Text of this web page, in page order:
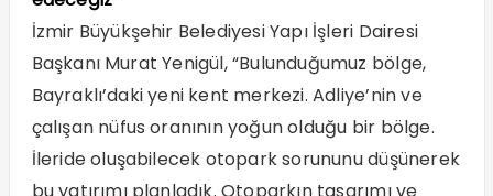
İzmir Büyükşehir Belediyesi Yapı İşleri Dairesi
Başkanı Murat Yenigül, “Bulunduğumuz bölge,
Bayraklı’daki yeni kent merkezi. Adliye’nin ve
çalışan nüfus oranının yoğun olduğu bir bölge.
İleride oluşabilecek otopark sorununu düşünerek